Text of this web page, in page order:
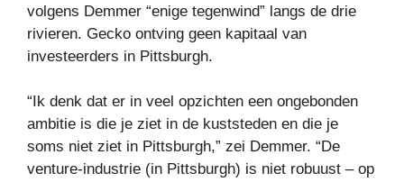
volgens Demmer “enige tegenwind” langs de drie
rivieren. Gecko ontving geen kapitaal van
investeerders in Pittsburgh.
“Ik denk dat er in veel opzichten een ongebonden
ambitie is die je ziet in de kuststeden en die je
soms niet ziet in Pittsburgh,” zei Demmer. “De
venture-industrie (in Pittsburgh) is niet robuust – op